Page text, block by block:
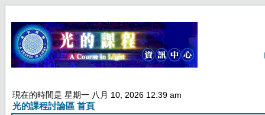
現在的時間是 星期一 八月 10, 2026 12:39 am
光的課程討論區 首頁